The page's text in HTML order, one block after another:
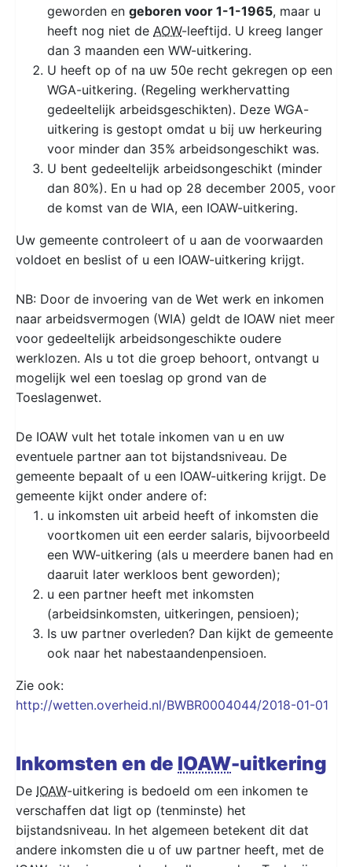
geworden en geboren voor 1-1-1965, maar u
heeft nog niet de AOW-leeftijd. U kreeg langer
dan 3 maanden een WW-uitkering.
U heeft op of na uw 50e recht gekregen op een
WGA-uitkering. (Regeling werkhervatting
gedeeltelijk arbeidsgeschikten). Deze WGA-
uitkering is gestopt omdat u bij uw herkeuring
voor minder dan 35% arbeidsongeschikt was.
U bent gedeeltelijk arbeidsongeschikt (minder
dan 80%). En u had op 28 december 2005, voor
de komst van de WIA, een IOAW-uitkering.
Uw gemeente controleert of u aan de voorwaarden
voldoet en beslist of u een IOAW-uitkering krijgt.
NB: Door de invoering van de Wet werk en inkomen
naar arbeidsvermogen (WIA) geldt de IOAW niet meer
voor gedeeltelijk arbeidsongeschikte oudere
werklozen. Als u tot die groep behoort, ontvangt u
mogelijk wel een toeslag op grond van de
Toeslagenwet.
De IOAW vult het totale inkomen van u en uw
eventuele partner aan tot bijstandsniveau. De
gemeente bepaalt of u een IOAW-uitkering krijgt. De
gemeente kijkt onder andere of:
u inkomsten uit arbeid heeft of inkomsten die
voortkomen uit een eerder salaris, bijvoorbeeld
een WW-uitkering (als u meerdere banen had en
daaruit later werkloos bent geworden);
u een partner heeft met inkomsten
(arbeidsinkomsten, uitkeringen, pensioen);
Is uw partner overleden? Dan kijkt de gemeente
ook naar het nabestaandenpensioen.
Zie ook:
http://wetten.overheid.nl/BWBR0004044/2018-01-01
Inkomsten en de IOAW-uitkering
De IOAW-uitkering is bedoeld om een inkomen te
verschaffen dat ligt op (tenminste) het
bijstandsniveau. In het algemeen betekent dit dat
andere inkomsten die u of uw partner heeft, met de